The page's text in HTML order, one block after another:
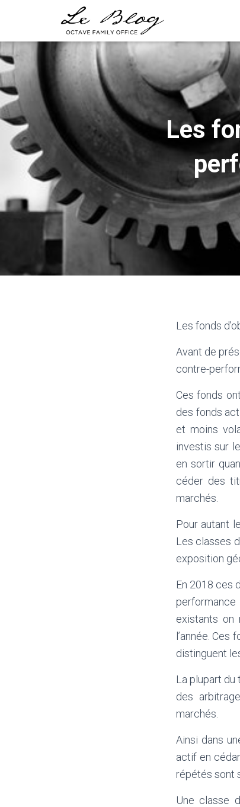
Les
Les fonds
Avant de
contre-
Ces fonds
des fonds
et moins
investis sur
en sortir
céder des
marchés.
Pour autant
Les classes
exposition
En 2018 ces
existants on
l’année.
distinguent
La plupart
des
marchés.
Ainsi dans
actif en
répétés sont
Une classe